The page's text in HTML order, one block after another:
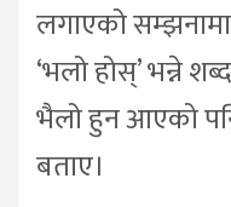
लगाएको
‘भलो होस्’ भन्ने
भैलो हुन आएको
बताए।